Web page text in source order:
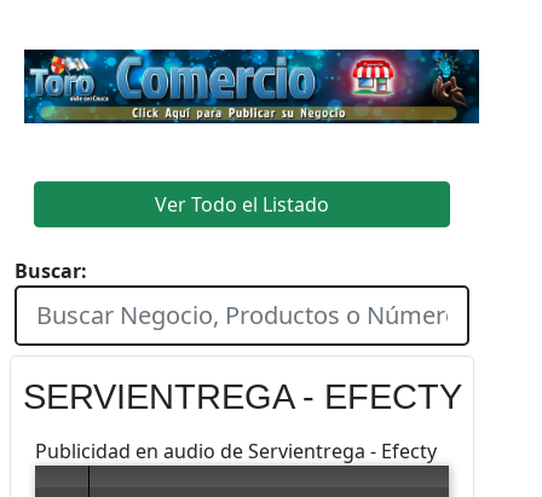
Ver Todo el Listado
Buscar:
SERVIENTREGA - EFECTY
Publicidad en audio de Servientrega - Efecty